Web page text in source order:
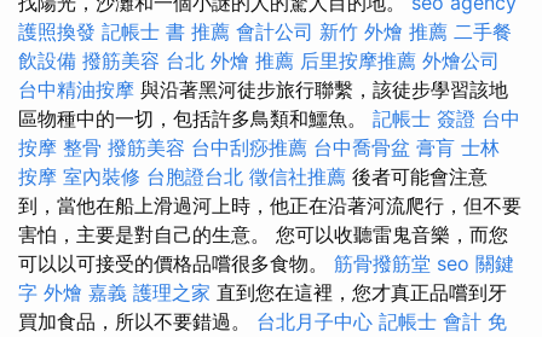
護照換發 記帳士 書 推薦 會計公司 新竹 外燴 推薦 二手餐
飲設備 撥筋美容 台北 外燴 推薦 后里按摩推薦 外燴公司
台中精油按摩 與沿著黑河徒步旅行聯繫，該徒步學習該地
區物種中的一切，包括許多鳥類和鱷魚。 記帳士 簽證 台中
按摩 整骨 撥筋美容 台中刮痧推薦 台中喬骨盆 膏肓 士林
按摩 室內裝修 台胞證台北 徵信社推薦 後者可能會注意
到，當他在船上滑過河上時，他正在沿著河流爬行，但不要
害怕，主要是對自己的生意。 您可以收聽雷鬼音樂，而您
可以以可接受的價格品嚐很多食物。 筋骨撥筋堂 seo 關鍵
字 外燴 嘉義 護理之家 直到您在這裡，您才真正品嚐到牙
買加食品，所以不要錯過。 台北月子中心 記帳士 會計 免